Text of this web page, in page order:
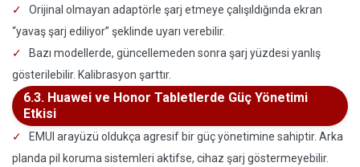
Orijinal olmayan adaptörle şarj etmeye çalışıldığında ekran
“yavaş şarj ediliyor” şeklinde uyarı verebilir.
Bazı modellerde, güncellemeden sonra şarj yüzdesi yanlış
gösterilebilir. Kalibrasyon şarttır.
6.3. Huawei ve Honor Tabletlerde Güç Yönetimi
Etkisi
EMUI arayüzü oldukça agresif bir güç yönetimine sahiptir. Arka
planda pil koruma sistemleri aktifse, cihaz şarj göstermeyebilir.